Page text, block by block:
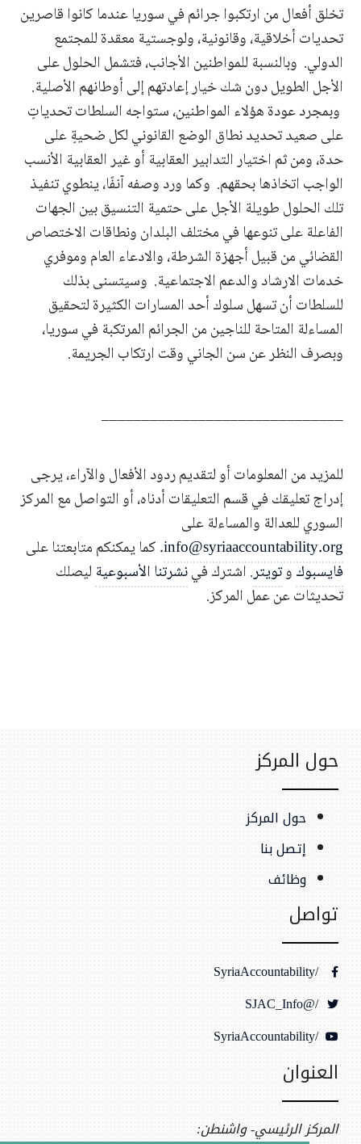
تخلق أفعال من ارتكبوا جرائم في سوريا عندما كانوا قاصرين
تحديات أخلاقية، وقانونية، ولوجستية معقدة للمجتمع
الدولي. وبالنسبة للمواطنين الأجانب، فتشمل الحلول على
الأجل الطويل دون شك خيار إعادتهم إلى أوطانهم الأصلية.
وبمجرد عودة هؤلاء المواطنين، ستواجه السلطات تحدياتٍ
على صعيد تحديد نطاق الوضع القانوني لكل ضحيةٍ على
حدة، ومن ثم اختيار التدابير العقابية أو غير العقابية الأنسب
الواجب اتخاذها بحقهم. وكما ورد وصفه آنفًا، ينطوي تنفيذ
تلك الحلول طويلة الأجل على حتمية التنسيق بين الجهات
الفاعلة على تنوعها في مختلف البلدان ونطاقات الاختصاص
القضائي من قبيل أجهزة الشرطة، والادعاء العام وموفري
خدمات الارشاد والدعم الاجتماعية. وسيتسنى بذلك
للسلطات أن تسهل سلوك أحد المسارات الكثيرة لتحقيق
المساءلة المتاحة للناجين من الجرائم المرتكبة في سوريا،
وبصرف النظر عن سن الجاني وقت ارتكاب الجريمة.
______________________________
للمزيد من المعلومات أو لتقديم ردود الأفعال والآراء، يرجى
إدراج تعليقك في قسم التعليقات أدناه، أو التواصل مع المركز
السوري للعدالة والمساءلة على
info@syriaaccountability.org. كما يمكنكم متابعتنا على
فايسبوكوتويتر. اشترك فينشرتنا الأسبوعية ليصلك
تحديثات عن عمل المركز.
حول المركز
حول المركز
إتصل بنا
وظائف
تواصل
/SyriaAccountability
/@SJAC_Info
/SyriaAccountability
العنوان
المركز الرئيسي- واشنطن: